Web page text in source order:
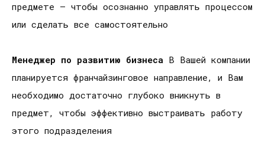
предмете — чтобы осознанно управлять процессом
или сделать все самостоятельно
Менеджер по развитию бизнеса В Вашей компании
планируется франчайзинговое направление, и Вам
необходимо достаточно глубоко вникнуть в
предмет, чтобы эффективно выстраивать работу
этого подразделения